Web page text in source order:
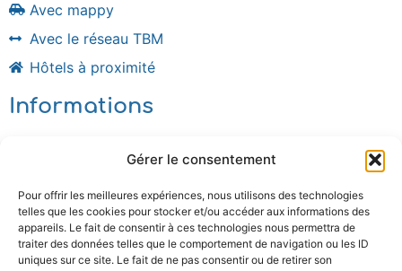
Gérer le consentement
Pour offrir les meilleures expériences, nous utilisons des technologies
telles que les cookies pour stocker et/ou accéder aux informations des
appareils. Le fait de consentir à ces technologies nous permettra de
traiter des données telles que le comportement de navigation ou les ID
uniques sur ce site. Le fait de ne pas consentir ou de retirer son
Avec mappy
Avec le réseau TBM
Hôtels à proximité
Informations
Politique de confidentialité
Politique de cookies (UE)
Documents